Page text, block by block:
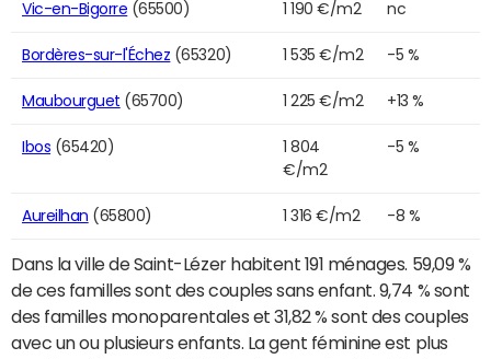
Vic-en-Bigorre (65500) 1 190 €/m2 nc
Bordères-sur-l'Échez (65320) 1 535 €/m2 -5 %
Maubourguet (65700) 1 225 €/m2 +13 %
Ibos (65420)
1 804
€/m2
-5 %
Aureilhan (65800) 1 316 €/m2 -8 %
Dans la ville de Saint-Lézer habitent 191 ménages. 59,09 %
de ces familles sont des couples sans enfant. 9,74 % sont
des familles monoparentales et 31,82 % sont des couples
avec un ou plusieurs enfants. La gent féminine est plus